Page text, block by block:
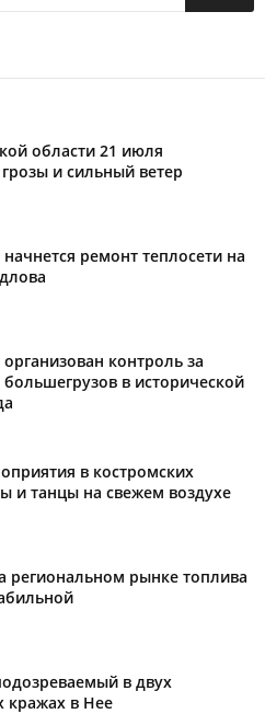
области 21 июля
и сильный ветер
ремонт теплосети на
контроль за
в исторической
в костромских
и танцы на свежем воздухе
региональном рынке топлива
в двух
кражах в Нее